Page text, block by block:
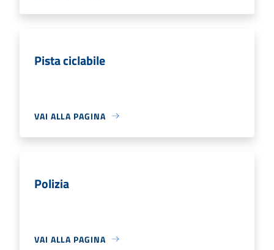
Pista ciclabile
VAI ALLA PAGINA
Polizia
VAI ALLA PAGINA